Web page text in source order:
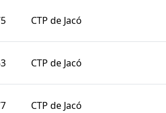
CTP de Jacó
CTP de Jacó
CTP de Jacó